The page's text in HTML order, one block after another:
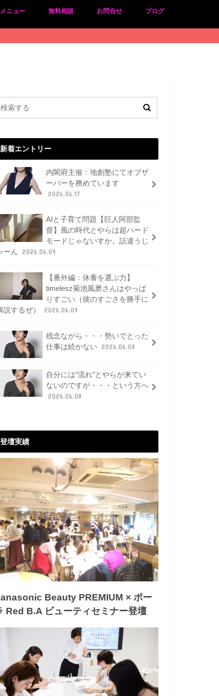
ニュー 無料相談 お問合せ ブログ
新着エントリー
内閣府主催：地創塾にてオブザ
ーバーを務めています
2026.06.17
AIと子育て問題【巨人阿部監
督】風の時代とやらは超ハード
モードじゃないすか。話違うじ
ーん
2026.06.09
【番外編：休養を選ぶ力】
timelesz菊池風磨さんはやっぱ
りすごい（彼のすごさを勝手に
説するぜ）
2026.06.09
残念ながら・・・勢いでとった
仕事は続かない
2026.06.08
自分には”流れ”とやらが来てい
ないのですが・・・という方へ
2026.06.08
登壇実績
Beauty PREMIUM × ポー
Red B.A ビューティセミナー登壇